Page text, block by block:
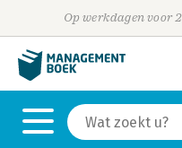
Op werkdagen voor